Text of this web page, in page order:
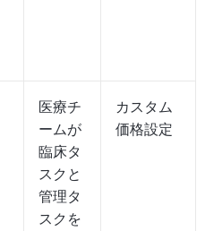
医療チ
ームが
臨床タ
スクと
管理タ
スクを
カスタム
価格設定